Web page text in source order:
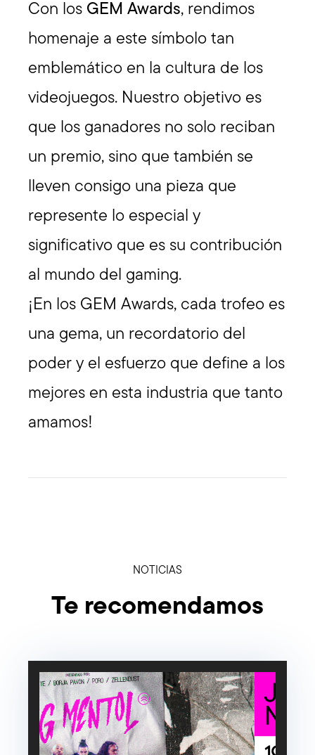
Con los GEM Awards, rendimos
homenaje a este símbolo tan
emblemático en la cultura de los
videojuegos. Nuestro objetivo es
que los ganadores no solo reciban
un premio, sino que también se
lleven consigo una pieza que
represente lo especial y
significativo que es su contribución
al mundo del gaming.
¡En los GEM Awards, cada trofeo es
una gema, un recordatorio del
poder y el esfuerzo que define a los
mejores en esta industria que tanto
amamos!
NOTICIAS
Te recomendamos